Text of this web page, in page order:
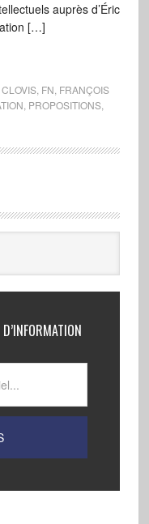
auprès d’Éric
[…]
CLOVIS, FN FRANÇOIS
PROPOSITIONS,